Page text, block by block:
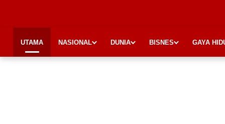
UTAMA NASIONAL DUNIA BISNES GAYA